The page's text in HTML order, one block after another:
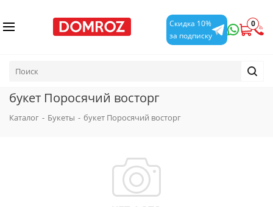
Скидка 10%
за подписку
0
букет Поросячий восторг
Каталог - Букеты - букет Поросячий восторг